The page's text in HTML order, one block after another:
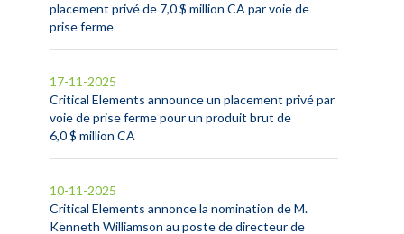
placement privé de 7,0 $ million CA par voie de
prise ferme
Critical Elements announce un placement privé par
voie de prise ferme pour un produit brut de
6,0 $ million CA
17-11-2025
Critical Elements annonce la nomination de M.
Kenneth Williamson au poste de directeur de
10-11-2025